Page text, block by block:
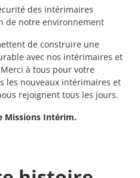
des intérimaires
de notre environnement
de construire une
avec nos intérimaires et
à tous pour votre
les nouveaux intérimaires et
rejoignent tous les jours.
Missions Intérim.